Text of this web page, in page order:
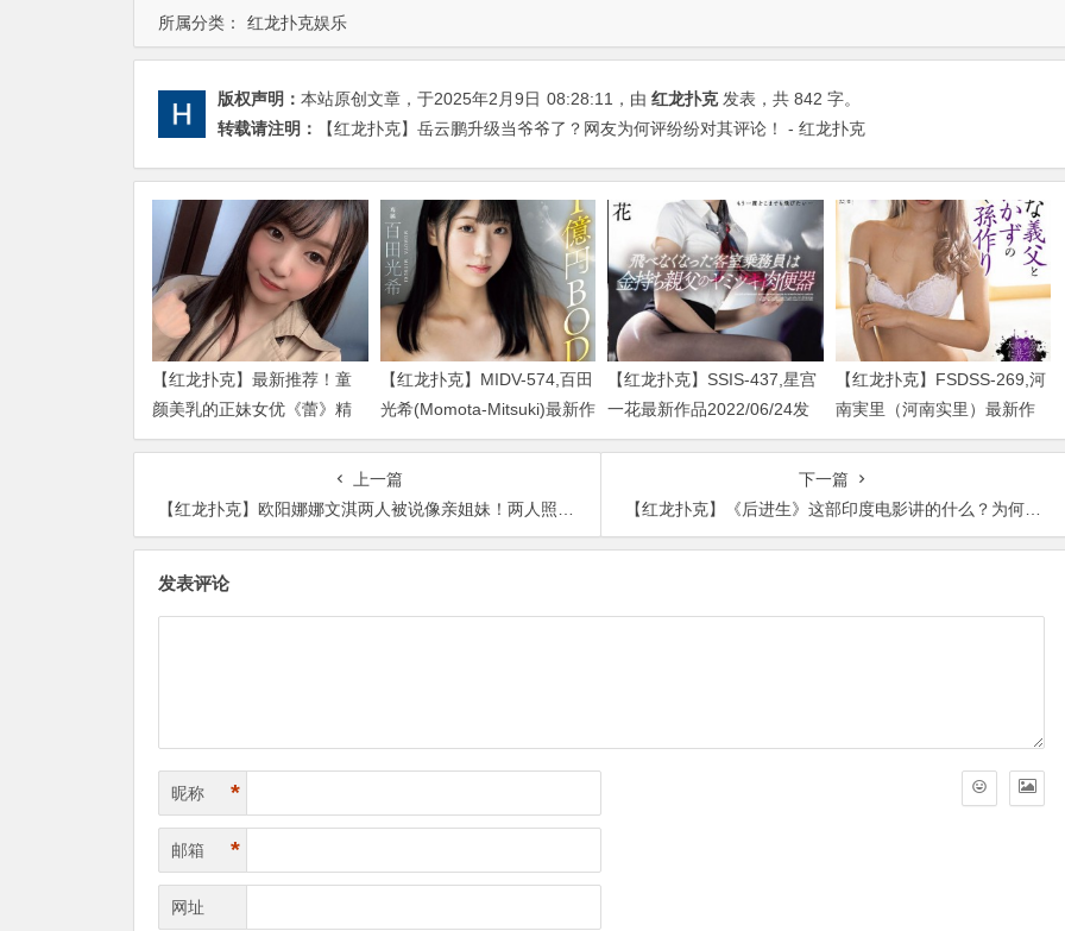
所属分类： 红龙扑克娱乐
版权声明： 本站原创文章，于2025年2月9日 08:28:11 ，由 红龙扑克发表，共 842 字。
转载请注明：
【红龙扑克】岳云鹏升级当爷爷了？网友为何评纷纷对其评论！ - 红龙扑克
【红龙扑克】最新推荐！童
颜美乳的正妹女优《蕾》精
选作品介绍……
【红龙扑克】MIDV-574,百田
光希(Momota-Mitsuki)最新作
品2024/01/02发布！
【红龙扑克】SSIS-437,星宫
一花最新作品2022/06/24发
布！
【红龙扑克】FSDSS-269,河
南実里（河南实里）最新作
品2021-08-26发布！
上一篇
【红龙扑克】欧阳娜娜文淇两人被说像亲姐妹！两人照片被扒！
下一篇
【红龙扑克】《后进生》这部印度电影讲的什么？为何那么那火？
发表评论
昵称 *
邮箱 *
网址